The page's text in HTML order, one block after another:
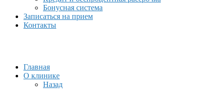
Бонусная система
Записаться на прием
Контакты
Главная
О клинике
Назад